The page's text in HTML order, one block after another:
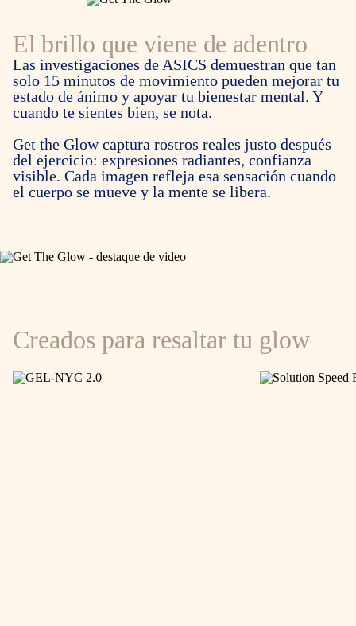
El brillo que viene de adentro
Las investigaciones de ASICS demuestran que tan
solo 15 minutos de movimiento pueden mejorar tu
estado de ánimo y apoyar tu bienestar mental. Y
cuando te sientes bien, se nota.
Get the Glow captura rostros reales justo después
del ejercicio: expresiones radiantes, confianza
visible. Cada imagen refleja esa sensación cuando
el cuerpo se mueve y la mente se libera.
VER EL VIDEO
Creados para resaltar tu glow